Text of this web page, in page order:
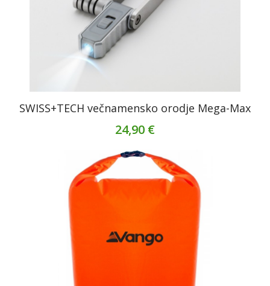
SWISS+TECH večnamensko orodje Mega-Max
24,90 €